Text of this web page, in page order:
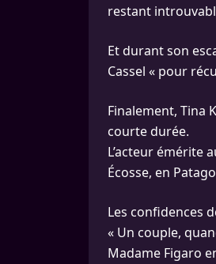
restant
Et durant son
Cassel « pour
Finalement, Tina
courte durée.
L’acteur émérite
Écosse, en
Les confidences
« Un couple,
Madame Figaro